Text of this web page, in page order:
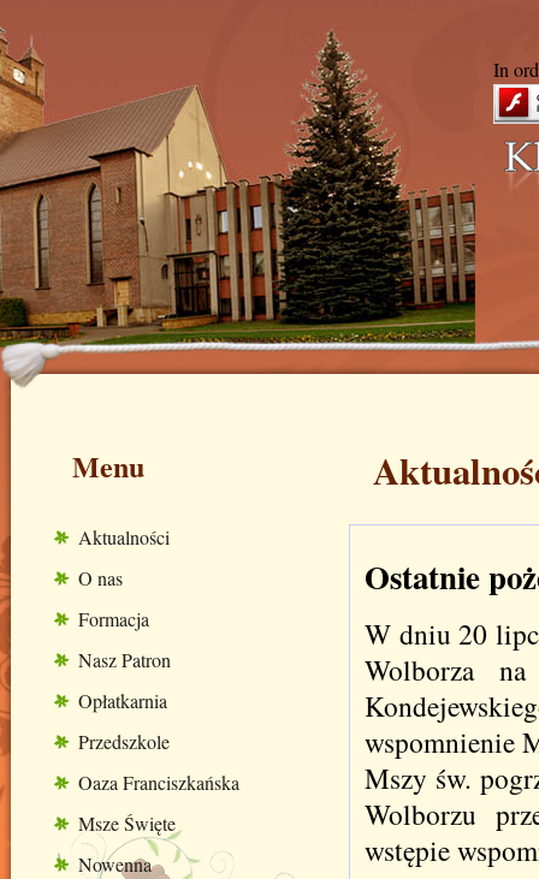
In
Ostatnie
W dniu 20
Wolborza
wspomnienie
Mszy św.
Wolborzu
wstępie
Menu
Aktualności
O nas
Formacja
Nasz Patron
Opłatkarnia
Przedszkole
Oaza Franciszkańska
Msze Święte
Nowenna